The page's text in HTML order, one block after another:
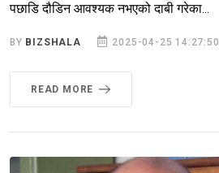
पछाडि दौडिन आवश्यक नभएको दाबी गरेका...
BY BIZSHALA 2025-04-25 14:27:50
READ MORE